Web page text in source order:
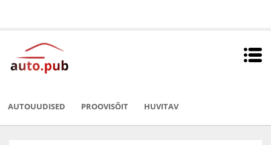
AUTOUUDISED PROOVISÕIT HUVITAV